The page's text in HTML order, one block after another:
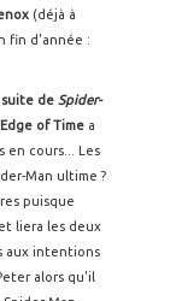
(déjà à
fin d'année :
suite de Spider-
Edge of Time a
cours... Les
Man ultime ?
puisque
liera les deux
aux intentions
alors qu'il